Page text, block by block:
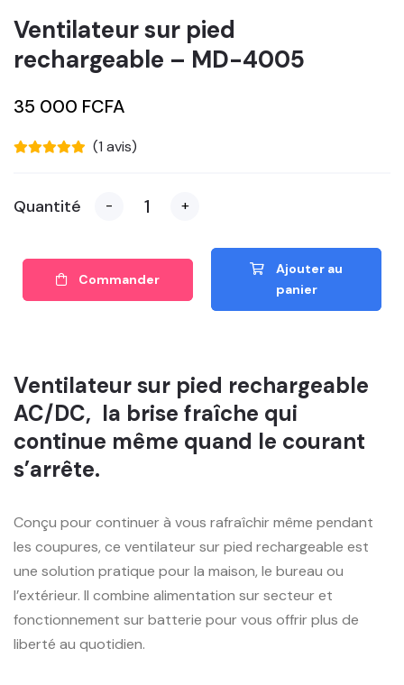
Ventilateur sur pied
rechargeable – MD-4005
35 000 FCFA
(1 avis)
Quantité - +
Commander
Ajouter au
panier
Ventilateur sur pied rechargeable
AC/DC, la brise fraîche qui
continue même quand le courant
s’arrête.
Conçu pour continuer à vous rafraîchir même pendant
les coupures, ce ventilateur sur pied rechargeable est
une solution pratique pour la maison, le bureau ou
l’extérieur. Il combine alimentation sur secteur et
fonctionnement sur batterie pour vous offrir plus de
liberté au quotidien.